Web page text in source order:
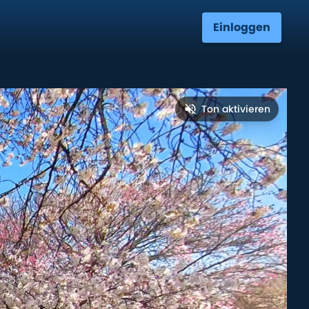
Einloggen
Ton aktivieren